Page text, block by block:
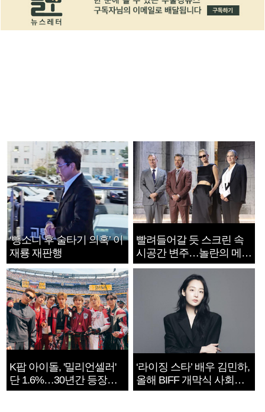
‘뺑소니 후 술타기 의혹’ 이
재룡 재판행
빨려들어갈 듯 스크린 속
시공간 변주…놀란의 메시
지는 ‘전쟁 속죄’
K팝 아이돌, '밀리언셀러'
단 1.6%…30년간 등장
1182개팀 전수조사
‘라이징 스타’ 배우 김민하,
올해 BIFF 개막식 사회자
확정